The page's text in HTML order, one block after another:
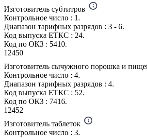
Изготовитель субтитров
Контрольное число : 1.
Диапазон тарифных разрядов : 3 - 6.
Код выпуска ЕТКС : 24.
Код по ОКЗ : 5410.
12450
Изготовитель сычужного порошка и
Контрольное число : 4.
Диапазон тарифных разрядов : 4.
Код выпуска ЕТКС : 52.
Код по ОКЗ : 7416.
12452
Изготовитель таблеток
Контрольное число : 3.